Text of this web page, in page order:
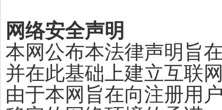
网络安全声明
本网公布本法律声明旨
并在此基础上建立互联
由于本网旨在向注册用